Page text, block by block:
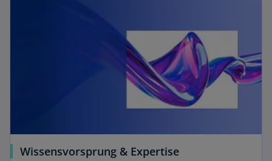
Wissensvorsprung & Expertise